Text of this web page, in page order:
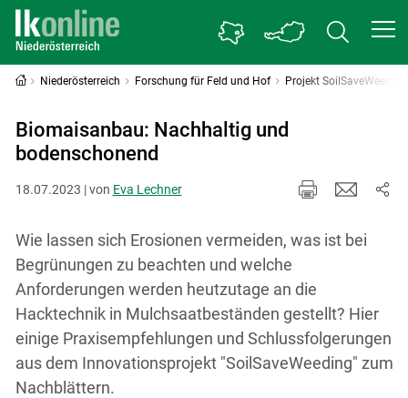
Niederösterreich Forschung für Feld und Hof Projekt SoilSaveWeeding
Biomaisanbau: Nachhaltig und
bodenschonend
18.07.2023 | von Eva Lechner
Wie lassen sich Erosionen vermeiden, was ist bei
Begrünungen zu beachten und welche
Anforderungen werden heutzutage an die
Hacktechnik in Mulchsaatbeständen gestellt? Hier
einige Praxisempfehlungen und Schlussfolgerungen
aus dem Innovationsprojekt "SoilSaveWeeding" zum
Nachblättern.